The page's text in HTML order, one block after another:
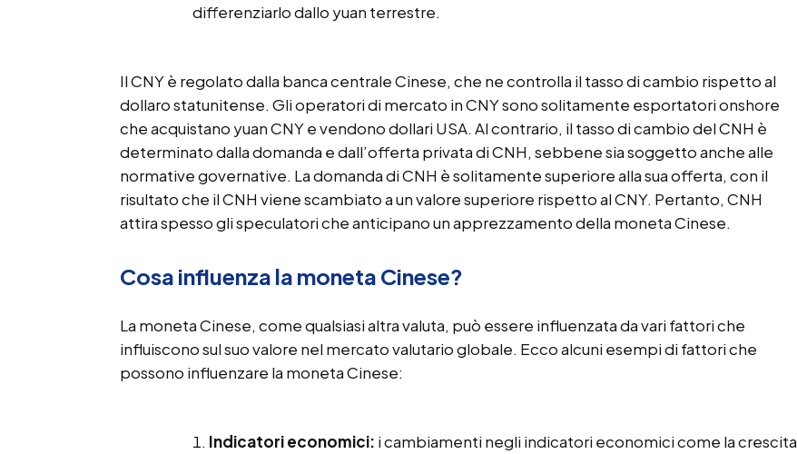
differenziarlo dallo yuan terrestre.
Il CNY è regolato dalla banca centrale Cinese, che ne controlla il tasso di cambio rispetto al
dollaro statunitense. Gli operatori di mercato in CNY sono solitamente esportatori onshore
che acquistano yuan CNY e vendono dollari USA. Al contrario, il tasso di cambio del CNH è
determinato dalla domanda e dall’offerta privata di CNH, sebbene sia soggetto anche alle
normative governative. La domanda di CNH è solitamente superiore alla sua offerta, con il
risultato che il CNH viene scambiato a un valore superiore rispetto al CNY. Pertanto, CNH
attira spesso gli speculatori che anticipano un apprezzamento della moneta Cinese.
Cosa influenza la moneta Cinese?
La moneta Cinese, come qualsiasi altra valuta, può essere influenzata da vari fattori che
influiscono sul suo valore nel mercato valutario globale. Ecco alcuni esempi di fattori che
possono influenzare la moneta Cinese:
Indicatori economici: i cambiamenti negli indicatori economici come la crescita